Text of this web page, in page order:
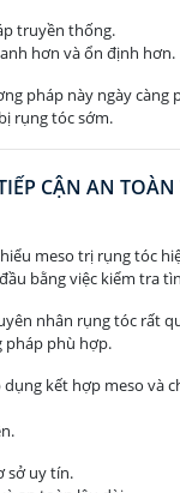
truyền thống.
hơn và ổn định hơn.
pháp này ngày càng
rụng tóc sớm.
CẬN AN
meso trị rụng tóc
bằng việc kiểm tra
nhân rụng tóc rất
pháp phù hợp.
kết hợp meso và
sở uy tín.